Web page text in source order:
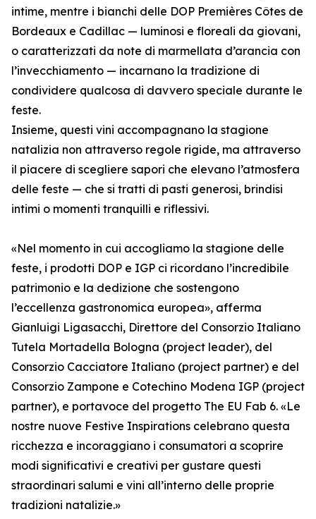
intime, mentre i bianchi delle DOP Premières Côtes de
Bordeaux e Cadillac — luminosi e floreali da giovani,
o caratterizzati da note di marmellata d’arancia con
l’invecchiamento — incarnano la tradizione di
condividere qualcosa di davvero speciale durante le
feste.
Insieme, questi vini accompagnano la stagione
natalizia non attraverso regole rigide, ma attraverso
il piacere di scegliere sapori che elevano l’atmosfera
delle feste — che si tratti di pasti generosi, brindisi
intimi o momenti tranquilli e riflessivi.
«Nel momento in cui accogliamo la stagione delle
feste, i prodotti DOP e IGP ci ricordano l’incredibile
patrimonio e la dedizione che sostengono
l’eccellenza gastronomica europea», afferma
Gianluigi Ligasacchi, Direttore del Consorzio Italiano
Tutela Mortadella Bologna (project leader), del
Consorzio Cacciatore Italiano (project partner) e del
Consorzio Zampone e Cotechino Modena IGP (project
partner), e portavoce del progetto The EU Fab 6. «Le
nostre nuove Festive Inspirations celebrano questa
ricchezza e incoraggiano i consumatori a scoprire
modi significativi e creativi per gustare questi
straordinari salumi e vini all’interno delle proprie
tradizioni natalizie.»